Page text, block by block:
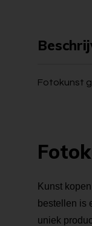
Fotokunst
Kunst
bestellen is
uniek